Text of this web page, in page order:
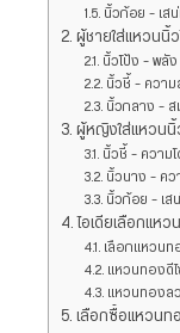
นิ้วก้อย – เส
ผู้ชายใส่แหวนนิ้
นิ้วโป้ง – พลั
นิ้วชี้ – ควา
นิ้วกลาง –
ผู้หญิงใส่แหวนนิ้
นิ้วชี้ – ความโ
นิ้วนาง – คว
นิ้วก้อย – เส
ไอเดียเลือกแหว
เลือกแหวนท
แหวนทองดีไ
แหวนทองล
เลือกซื้อแหวนท